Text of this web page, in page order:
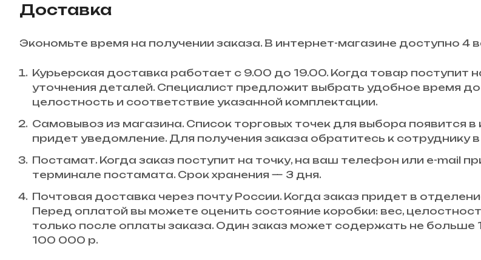
Доставка
Экономьте время на получении заказа. В интернет-магазине доступно 4
Курьерская доставка работает с 9.00 до 19.00. Когда товар поступит
уточнения деталей. Специалист предложит выбрать удобное время
целостность и соответствие указанной комплектации.
Самовывоз из магазина. Список торговых точек для выбора появится в
придет уведомление. Для получения заказа обратитесь к сотруднику
Постамат. Когда заказ поступит на точку, на ваш телефон или e-mail
терминале постамата. Срок хранения — 3 дня.
Почтовая доставка через почту России. Когда заказ придет в
Перед оплатой вы можете оценить состояние коробки: вес,
только после оплаты заказа. Один заказ может содержать не
100 000 р.